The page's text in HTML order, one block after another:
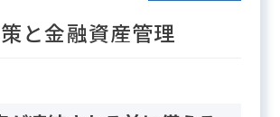
と金融資産管理